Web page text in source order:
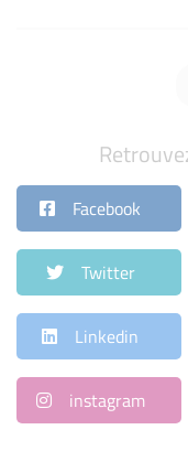
Facebook
Twitter
Linkedin
instagram